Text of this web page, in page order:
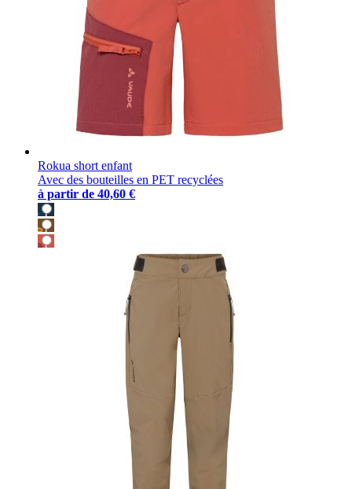
Rokua short enfant
Avec des bouteilles en PET recyclées
à partir de 40,60 €